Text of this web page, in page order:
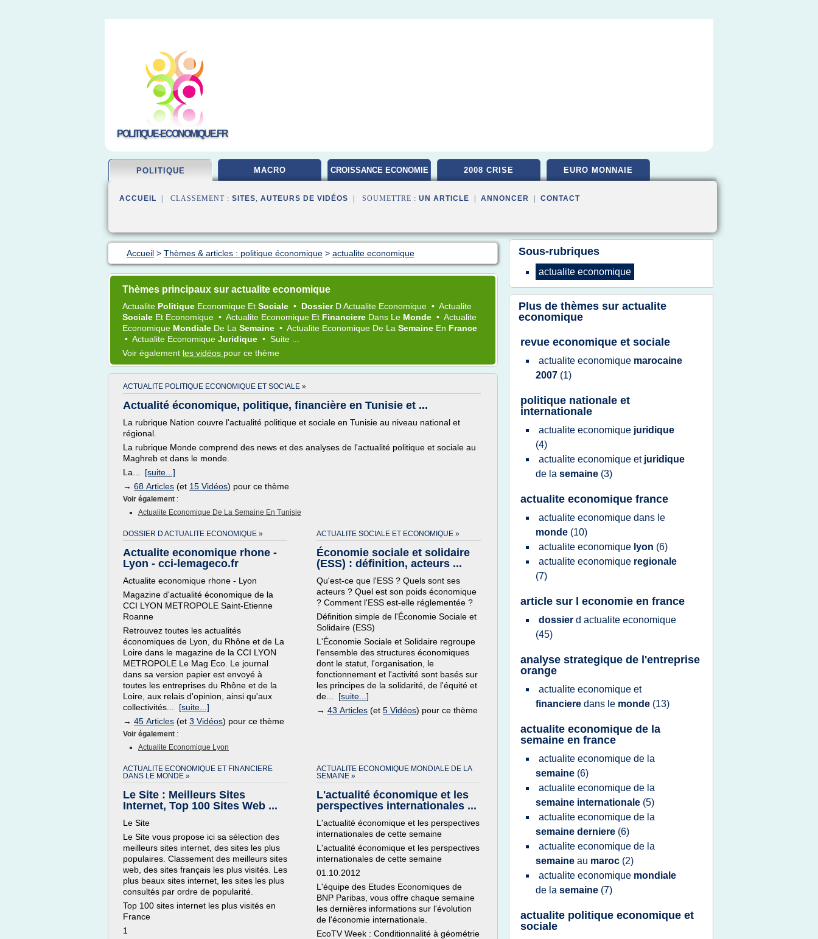
POLITIQUE-ECONOMIQUE.FR
POLITIQUE MACRO CROISSANCE ECONOMIE 2008 CRISE EURO MONNAIE
ACCUEIL | CLASSEMENT : SITES, AUTEURS DE VIDÉOS | SOUMETTRE : UN ARTICLE ANNONCER CONTACT
Accueil > Thèmes & articles : politique économique > actualite economique
Thèmes principaux sur actualite economique
Actualite Politique Economique Et Sociale • Dossier DActualite Economique • Actualite
Sociale Et Economique • Actualite Economique Et Financiere Dans Le Monde • Actualite
Economique Mondiale De La Semaine • Actualite Economique De La Semaine En France
• Actualite Economique Juridique • Suite ...
Voir également les vidéos pour ce thème
ACTUALITE POLITIQUE ECONOMIQUE ET SOCIALE »
Actualité économique, politique, financière en Tunisie et ...
La rubrique Nation couvre l'actualité politique et sociale en Tunisie au niveau national et
régional.
La rubrique Monde comprend des news et des analyses de l'actualité politique et sociale au
Maghreb et dans le monde.
La... [suite...]
→ 68 Articles (et 15 Vidéos) pour ce thème
Voir également :
Actualite Economique De La Semaine En Tunisie
DOSSIER D ACTUALITE ECONOMIQUE »
Actualite economique rhone -
Lyon - cci-lemageco.fr
Actualite economique rhone - Lyon
Magazine d'actualité économique de la
CCI LYON METROPOLE Saint-Etienne
Roanne
Retrouvez toutes les actualités
économiques de Lyon, du Rhône et de La
Loire dans le magazine de la CCI LYON
METROPOLE Le Mag Eco. Le journal
dans sa version papier est envoyé à
toutes les entreprises du Rhône et de la
Loire, aux relais d'opinion, ainsi qu'aux
collectivités... [suite...]
→ 45 Articles (et 3 Vidéos) pour ce thème
Voir également :
Actualite Economique Lyon
ACTUALITE SOCIALE ET ECONOMIQUE »
Économie sociale et solidaire
(ESS) : définition, acteurs ...
Qu'est-ce que l'ESS ? Quels sont ses
acteurs ? Quel est son poids économique
? Comment l'ESS est-elle réglementée ?
Définition simple de l'Économie Sociale et
Solidaire (ESS)
L'Économie Sociale et Solidaire regroupe
l'ensemble des structures économiques
dont le statut, l'organisation, le
fonctionnement et l'activité sont basés sur
les principes de la solidarité, de l'équité et
de... [suite...]
→ 43 Articles (et 5 Vidéos) pour ce thème
ACTUALITE ECONOMIQUE ET FINANCIERE
DANS LE MONDE »
Le Site : Meilleurs Sites
Internet, Top 100 Sites Web ...
Le Site
Le Site vous propose ici sa sélection des
meilleurs sites internet, des sites les plus
populaires. Classement des meilleurs sites
web, des sites français les plus visités. Les
plus beaux sites internet, les sites les plus
consultés par ordre de popularité.
Top 100 sites internet les plus visités en
France
1
ACTUALITE ECONOMIQUE MONDIALE DE LA
SEMAINE »
L'actualité économique et les
perspectives internationales ...
L'actualité économique et les perspectives
internationales de cette semaine
L'actualité économique et les perspectives
internationales de cette semaine
01.10.2012
L'équipe des Etudes Economiques de
BNP Paribas, vous offre chaque semaine
les dernières informations sur l'évolution
de l'économie internationale.
EcoTV Week : Conditionnalité à géométrie
Sous-rubriques
actualite economique
Plus de thèmes sur actualite
economique
revue economique et sociale
actualite economique marocaine
2007 (1)
politique nationale et
internationale
actualite economique juridique
(4)
actualite economique et juridique
de la semaine (3)
actualite economique france
actualite economique dans le
monde (10)
actualite economique lyon (6)
actualite economique regionale
(7)
article sur l economie en france
dossier d actualite economique
(45)
analyse strategique de l'entreprise
orange
actualite economique et
financiere dans le monde (13)
actualite economique de la
semaine en france
actualite economique de la
semaine (6)
actualite economique de la
semaine internationale (5)
actualite economique de la
semaine derniere (6)
actualite economique de la
semaine au maroc (2)
actualite economique mondiale
de la semaine (7)
actualite politique economique et
sociale